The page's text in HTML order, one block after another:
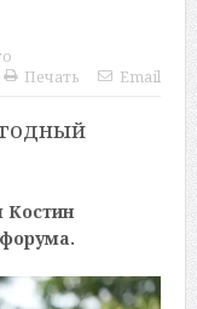
Печать
Email
Костин